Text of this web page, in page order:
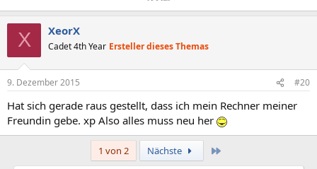
X XeorX
Cadet 4th Year Ersteller dieses Themas
9. Dezember 2015 #20
Hat sich gerade raus gestellt, dass ich mein Rechner meiner
Freundin gebe. xp Also alles muss neu her
1 von 2 Nächste